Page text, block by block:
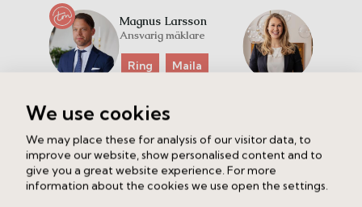
franska pardörrar, snickerier och bröstpaneler,
furutiljor och fiskbensparkett, välvda fönsterpartier
med speglade nischer, högt i tak om dryga tre meter
med slät stuckatur och en fungerande kakelugn.
Planlösningen är klassisk och väldisponerad, den är ljus
och genomgående från gården till gatan. Här finns
representativa och sociala sällskapsytor i fil så väl som
avskilda sovrumsdelar. Stor salong, bibliotek eller
Magnus Larsson
Ansvarig mäklare
Ring
Maila
Extra kontaktperson
Intresserad av att veta vad din bostad är värd?
Fyll i dina uppgifter nedan så kontaktar vi dig.
We use cookies
We may place these for analysis of our visitor data, to
improve our website, show personalised content and to
give you a great website experience. For more
information about the cookies we use open the settings.